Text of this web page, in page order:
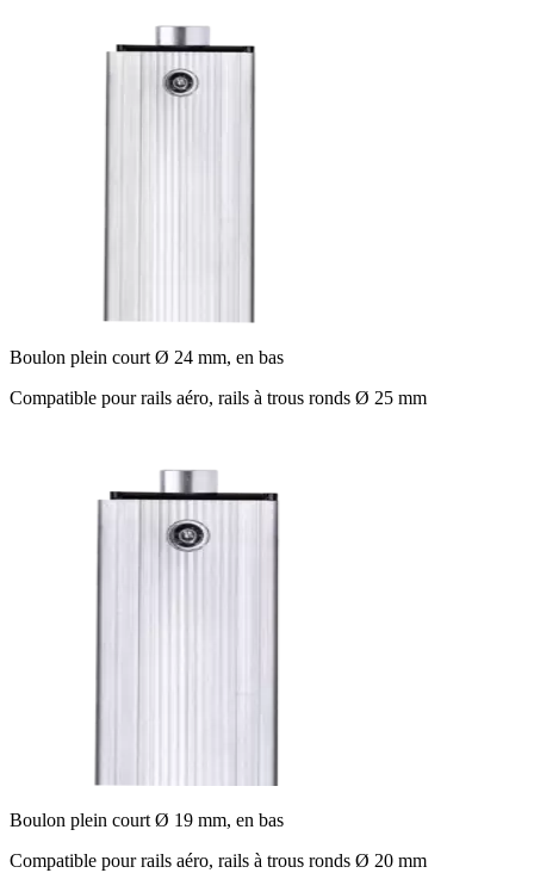
Boulon plein court Ø 24 mm, en bas
Compatible pour rails aéro, rails à trous ronds Ø 25 mm
Boulon plein court Ø 19 mm, en bas
Compatible pour rails aéro, rails à trous ronds Ø 20 mm